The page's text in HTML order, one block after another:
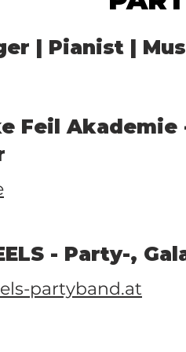
| Pianist |
Feil
- Party-,
partyband.at